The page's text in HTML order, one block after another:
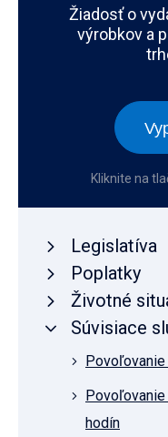
Žiadosť o
výrobkov a
Kliknite na
Legislatíva
Poplatky
Životné
Súvisiace
Povoľovanie
hodín